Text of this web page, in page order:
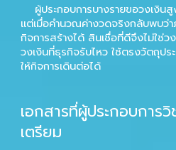
ผู้ประกอบการบางรายขอวงเงินสู
แต่เมื่อคำนวณค่างวดจริงกลับพบว่า
กิจการสร้างได้ สินเชื่อที่ดีจึงไม่ใช่
วงเงินที่ธุรกิจรับไหว ใช้ตรงวัตถุป
ให้กิจการเดินต่อได้
เอกสารที่ผู้ประกอบการ
เตรียม